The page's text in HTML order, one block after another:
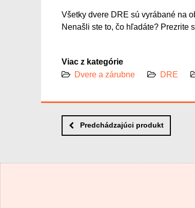
Všetky dvere DRE sú vyrábané na
Nenašli ste to, čo hľadáte? Prezrite
Viac z kategórie
Dvere a zárubne
DRE
Predchádzajúci produkt